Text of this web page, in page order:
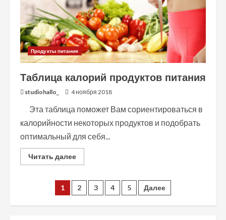
Продукты питания
Таблица калорий продуктов питания
studiohallo_ 4 ноября 2018
Эта таблица поможет Вам сориентироваться в
калорийности некоторых продуктов и подобрать
оптимальный для себя...
Читать далееRead
more
калорий
продуктов
питания
Пагинация
записей
1 2 3 4 5 Далее